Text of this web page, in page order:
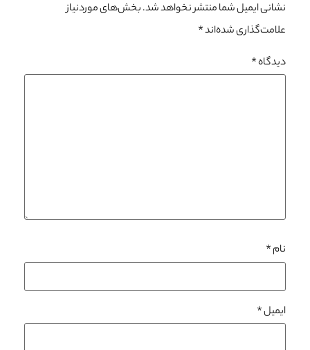
نشانی ایمیل شما منتشر نخواهد شد.بخش‌های موردنیاز
علامت‌گذاری شده‌اند*
دیدگاه*
نام*
ایمیل*